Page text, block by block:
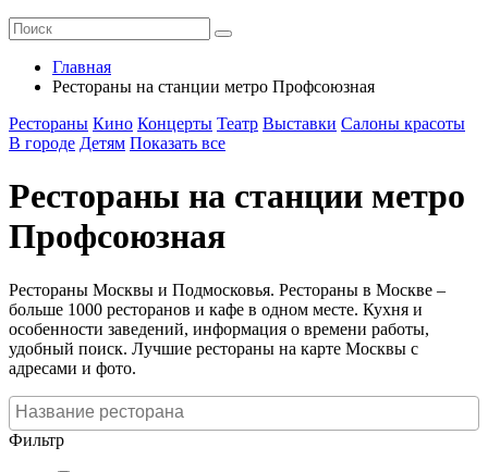
Главная
Рестораны на станции метро Профсоюзная
Рестораны Кино Концерты Театр Выставки Салоны красоты
В городе Детям Показать все
Рестораны на станции метро
Профсоюзная
Рестораны Москвы и Подмосковья. Рестораны в Москве –
больше 1000 ресторанов и кафе в одном месте. Кухня и
особенности заведений, информация о времени работы,
удобный поиск. Лучшие рестораны на карте Москвы с
адресами и фото.
Фильтр